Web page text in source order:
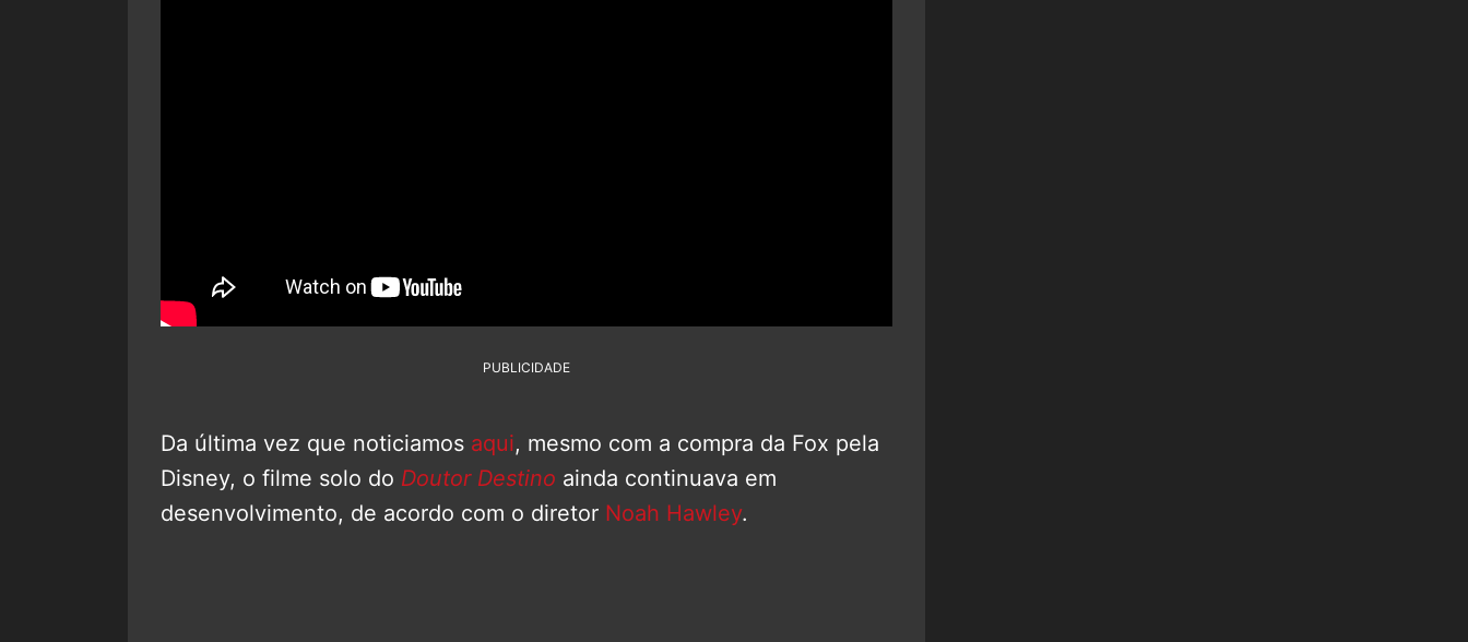
PUBLICIDADE
Da última vez que noticiamos aqui, mesmo com a compra da Fox pela
Disney, o filme solo do Doutor Destino ainda continuava em
desenvolvimento, de acordo com o diretor Noah Hawley.